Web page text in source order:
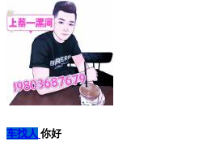
车找人 你好